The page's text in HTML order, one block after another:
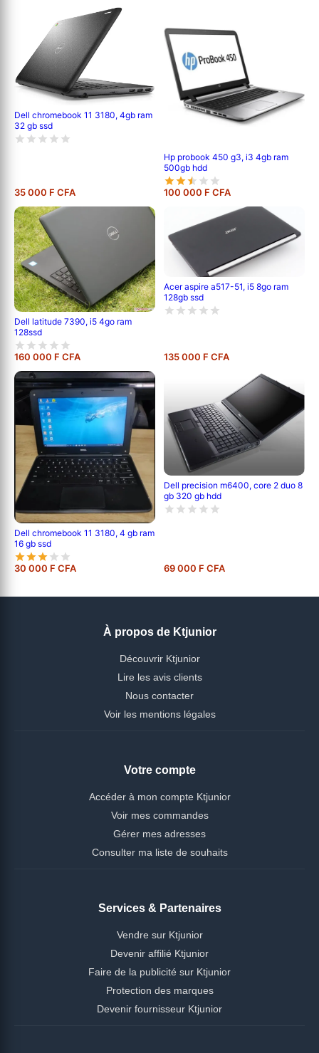
Dell chromebook 11 3180, 4gb ram
32 gb ssd
35 000 F CFA
Hp probook 450 g3, i3 4gb ram
500gb hdd
100 000 F CFA
Dell latitude 7390, i5 4go ram
128ssd
160 000 F CFA
Acer aspire a517-51, i5 8go ram
128gb ssd
135 000 F CFA
Dell chromebook 11 3180, 4 gb ram
16 gb ssd
30 000 F CFA
Dell precision m6400, core 2 duo 8
gb 320 gb hdd
69 000 F CFA
À propos de Ktjunior
Découvrir Ktjunior
Lire les avis clients
Nous contacter
Voir les mentions légales
Votre compte
Accéder à mon compte Ktjunior
Voir mes commandes
Gérer mes adresses
Consulter ma liste de souhaits
Services & Partenaires
Vendre sur Ktjunior
Devenir affilié Ktjunior
Faire de la publicité sur Ktjunior
Protection des marques
Devenir fournisseur Ktjunior